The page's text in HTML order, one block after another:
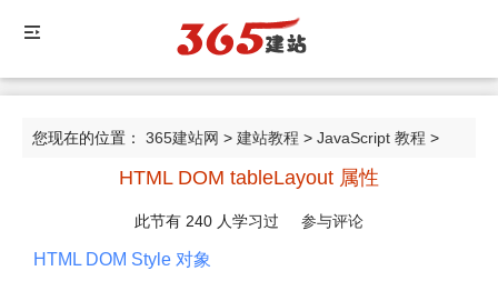
您现在的位置： 365建站网 > 建站教程 > JavaScript 教程 >
HTML DOM tableLayout 属性
HTML DOM tableLayout 属性
此节有 240 人学习过 参与评论
HTML DOM Style 对象